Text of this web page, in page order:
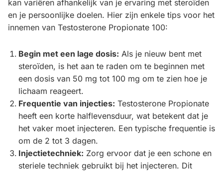
kan variëren afhankelijk van je ervaring met steroïden
en je persoonlijke doelen. Hier zijn enkele tips voor het
innemen van Testosterone Propionate 100:
Begin met een lage dosis: Als je nieuw bent met
steroïden, is het aan te raden om te beginnen met
een dosis van 50 mg tot 100 mg om te zien hoe je
lichaam reageert.
Frequentie van injecties: Testosterone Propionate
heeft een korte halflevensduur, wat betekent dat je
het vaker moet injecteren. Een typische frequentie is
om de 2 tot 3 dagen.
Injectietechniek: Zorg ervoor dat je een schone en
steriele techniek gebruikt bij het injecteren. Dit